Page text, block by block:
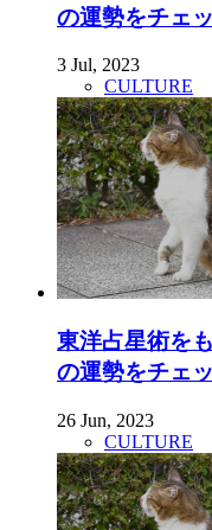
の運勢をチェ
3 Jul, 2023
CULTURE
東洋占星術を
の運勢をチェ
26 Jun, 2023
CULTURE